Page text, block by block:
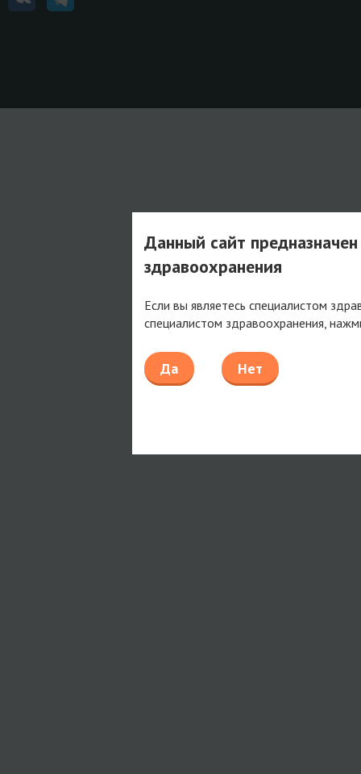
Данный сайт
здравоохранения
Если вы являетесь специалистом
специалистом здравоохранения,
Да Нет